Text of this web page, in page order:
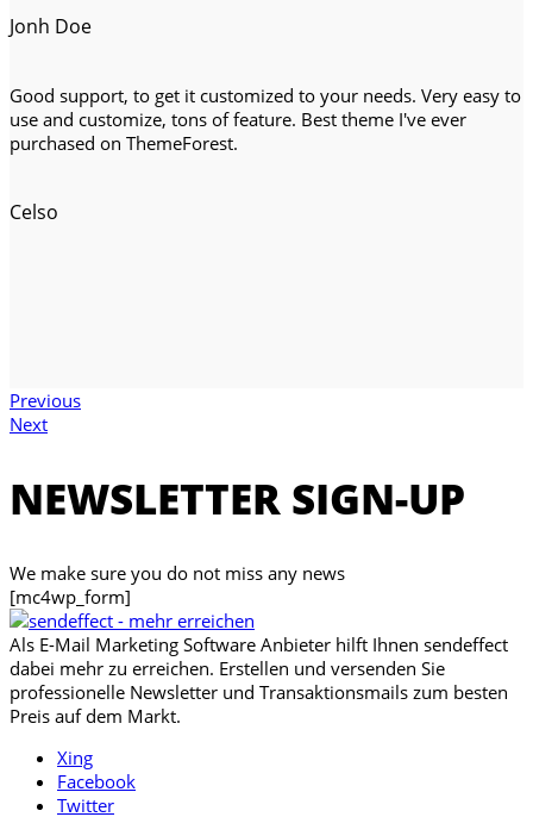
Jonh Doe
Good support, to get it customized to your needs. Very easy to
use and customize, tons of feature. Best theme I've ever
purchased on ThemeForest.
Celso
Previous
Next
NEWSLETTER SIGN-UP
We make sure you do not miss any news
[mc4wp_form]
Als E-Mail Marketing Software Anbieter hilft Ihnen sendeffect
dabei mehr zu erreichen. Erstellen und versenden Sie
professionelle Newsletter und Transaktionsmails zum besten
Preis auf dem Markt.
Xing
Facebook
Twitter